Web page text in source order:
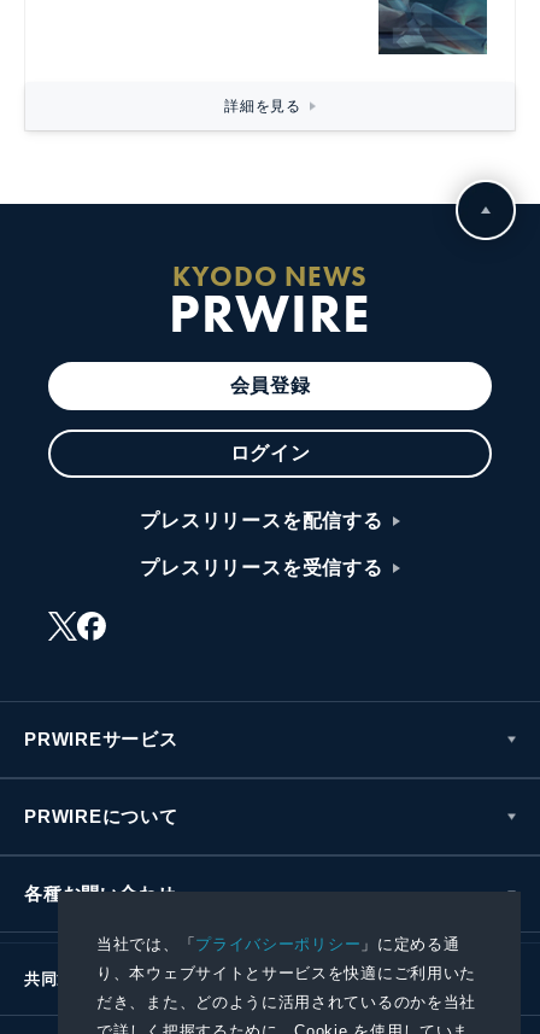
当社では、「プライバシーポリシー 」に定める通
り、本ウェブサイトとサービスを快適にご利用いた
だき、また、どのように活用されているのかを当社
詳細を見る
KYODO NEWS
PRWIRE
会員登録
ログイン
プレスリリースを配信する
プレスリリースを受信する
PRWIREサービス
PRWIREについて
各種お問い合わせ
共同通信社グループ